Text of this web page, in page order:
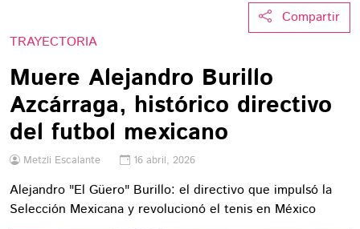
Compartir
TRAYECTORIA
Muere Alejandro Burillo
Azcárraga, histórico directivo
del futbol mexicano
Metzli Escalante 16 abril, 2026
Alejandro "El Güero" Burillo: el directivo que impulsó la
Selección Mexicana y revolucionó el tenis en México